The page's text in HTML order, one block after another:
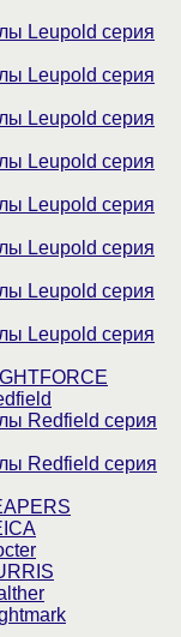
Leupold серия
Leupold серия
Leupold серия
Leupold серия
Leupold серия
Leupold серия
Leupold серия
Leupold серия
Redfield серия
Redfield серия